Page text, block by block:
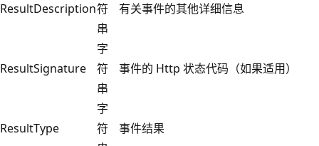
ResultDescription符
串
有关事件的其他详细信息
ResultSignature
字
符
串
事件的 Http 状态代码（如果适用）
ResultType
字
符
事件结果